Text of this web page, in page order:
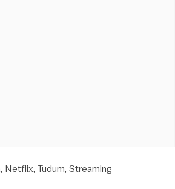
Netflix Tudum Streaming